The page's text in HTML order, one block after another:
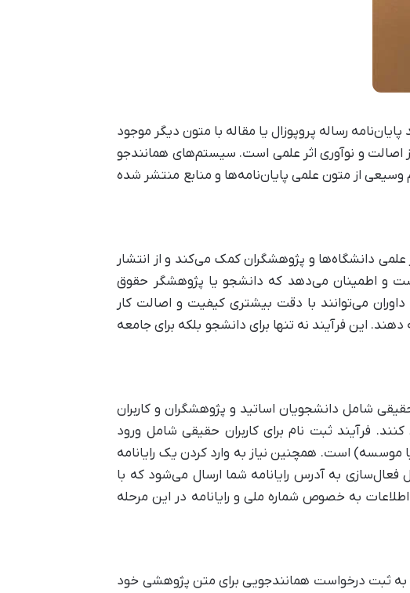
رساله پروپوزال یا مقاله با متون دیگر موجود
اصالت و نوآوری اثر علمی است. سیستم‌های همانندجو
وسیعی از متون علمی پایان‌نامه‌ها و منابع منتشر شده
دانشگاه‌ها و پژوهشگران کمک می‌کند و از انتشار
و اطمینان می‌دهد که دانشجو یا پژوهشگر حقوق
می‌توانند با دقت بیشتری کیفیت و اصالت کار
این فرآیند نه تنها برای دانشجو بلکه برای جامعه
شامل دانشجویان اساتید و پژوهشگران و کاربران
فرآیند ثبت نام برای کاربران حقیقی شامل ورود
موسسه) است. همچنین نیاز به وارد کردن یک رایانامه
به آدرس رایانامه شما ارسال می‌شود که با
به خصوص شماره ملی و رایانامه در این مرحله
به ثبت درخواست همانندجویی برای متن پژوهشی خود